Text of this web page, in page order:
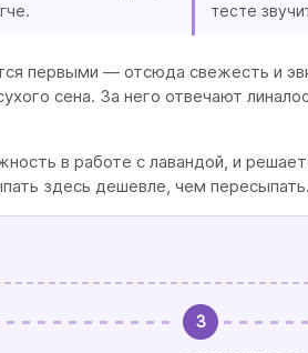
тесте
первыми — отсюда свежесть и
сена. За него отвечают
в работе с лавандой, и
здесь дешевле, чем пересыпать.
3